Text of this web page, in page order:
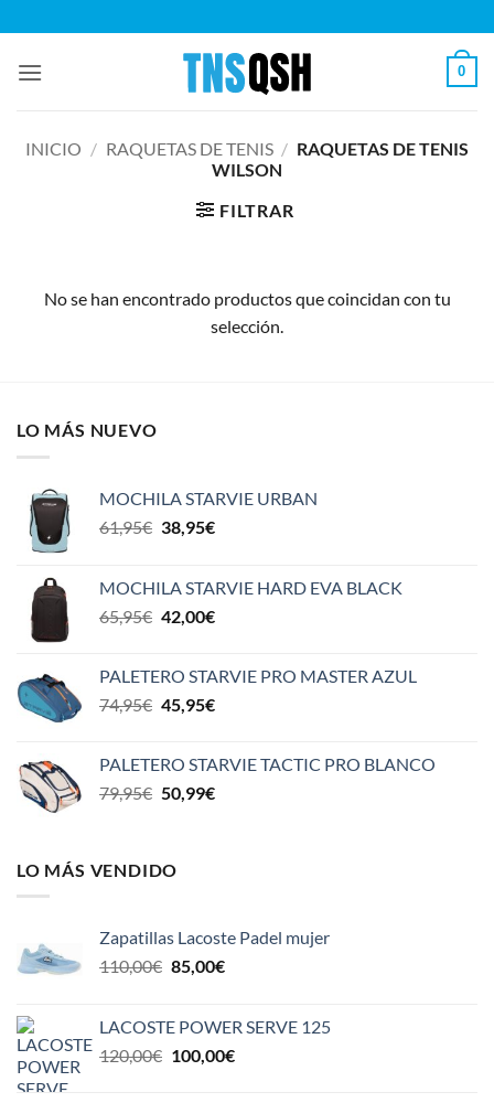
al
contenido
0
INICIO / RAQUETAS DE TENIS / RAQUETAS DE TENIS
WILSON
FILTRAR
No se han encontrado productos que coincidan con tu
selección.
LO MÁS NUEVO
MOCHILA STARVIE URBAN
61,95€ El
era:
61,95€.
38,95€El
es:
38,95€.
MOCHILA STARVIE HARD EVA BLACK
65,95€ El
era:
65,95€.
42,00€El
es:
42,00€.
PALETERO STARVIE PRO MASTER AZUL
74,95€ El
era:
74,95€.
45,95€El
es:
45,95€.
PALETERO STARVIE TACTIC PRO BLANCO
79,95€ El
era:
79,95€.
50,99€El
LO MÁS VENDIDO
Zapatillas Lacoste Padel mujer
110,00€ El
era:
110,00€.
85,00€El
es:
85,00€.
LACOSTE POWER SERVE 125
120,00€ El
100,00€El